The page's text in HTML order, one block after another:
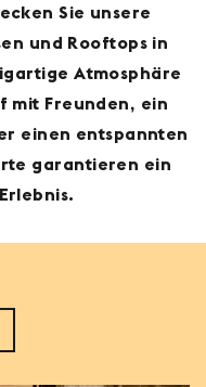
Sie unsere
und Rooftops in
Atmosphäre
mit Freunden, ein
einen entspannten
garantieren ein